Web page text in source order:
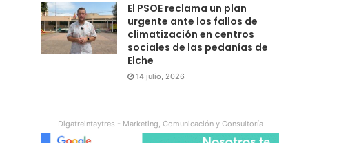
El PSOE reclama un plan
urgente ante los fallos de
climatización en centros
sociales de las pedanías de
Elche
14 julio, 2026
Digatreintaytres - Marketing, Comunicación y Consultoría